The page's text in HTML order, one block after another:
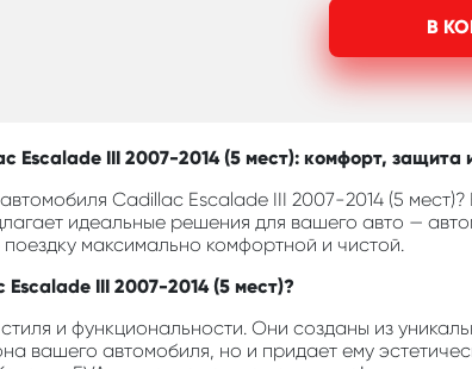
В
Escalade III 2007-2014 (5 мест): комфорт, защита
Cadillac Escalade III 2007-2014 (5 мест)?
идеальные решения для вашего авто —
максимально комфортной и чистой.
III 2007-2014 (5 мест)?
и функциональности. Они созданы из
вашего автомобиля, но и придает ему